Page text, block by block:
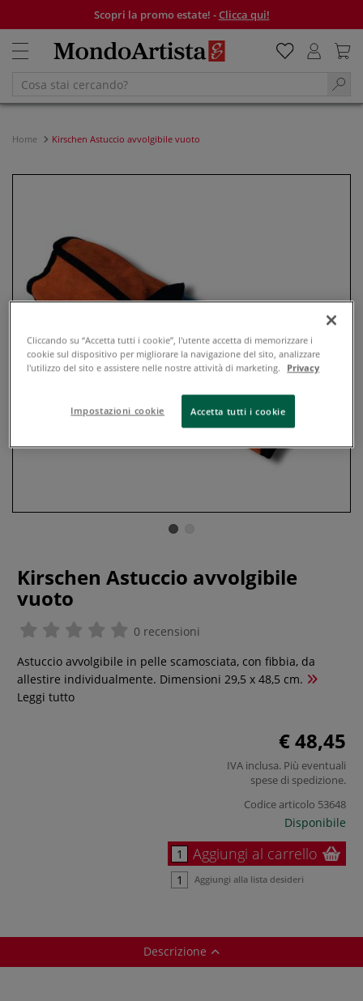
Scopri la promo estate! -Clicca qui!
Home Kirschen Astuccio avvolgibile vuoto
Kirschen Astuccio avvolgibile
vuoto
0 recensioni
Astuccio avvolgibile in pelle scamosciata, con fibbia, da
allestire individualmente. Dimensioni 29,5 x 48,5 cm.
Leggi tutto
€ 48,45
IVA inclusa. Più eventuali
spese di spedizione.
Codice articolo 53648
Disponibile
Aggiungi al carrello
Aggiungi alla lista desideri
Descrizione
Cliccando su “Accetta tutti i cookie”, l'utente accetta di memorizzare i
cookie sul dispositivo per migliorare la navigazione del sito, analizzare
l'utilizzo del sito e assistere nelle nostre attività di marketing.
Privacy
Impostazioni cookie Accetta tutti i cookie